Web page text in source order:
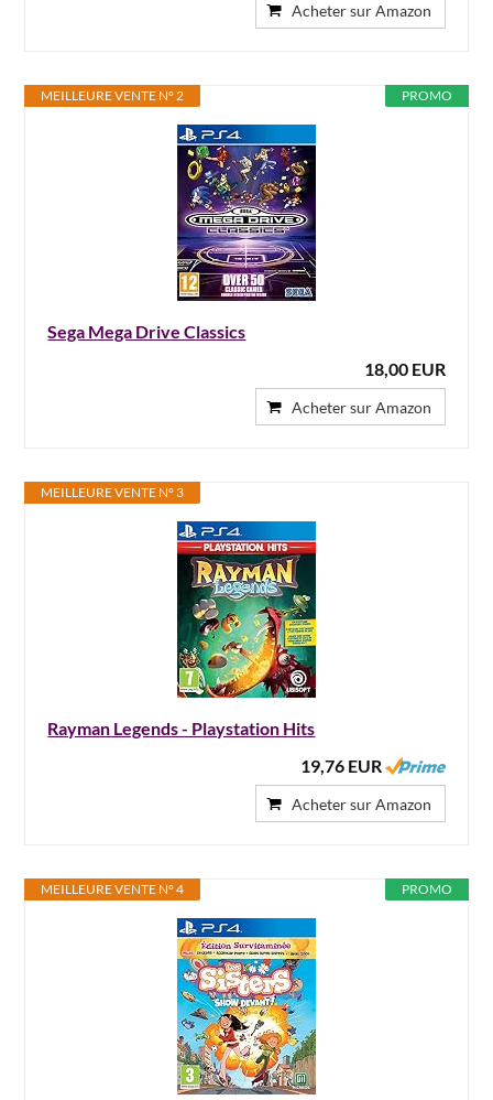
Acheter sur Amazon
PROMO
MEILLEURE VENTE N° 2
Sega Mega Drive Classics
18,00 EUR
Acheter sur Amazon
MEILLEURE VENTE N° 3
Rayman Legends - Playstation Hits
19,76 EUR
Acheter sur Amazon
PROMO
MEILLEURE VENTE N° 4